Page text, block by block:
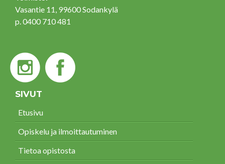
Vasantie 11, 99600 Sodankylä
p. 0400 710 481
SIVUT
Etusivu
Opiskelu ja ilmoittautuminen
Tietoa opistosta